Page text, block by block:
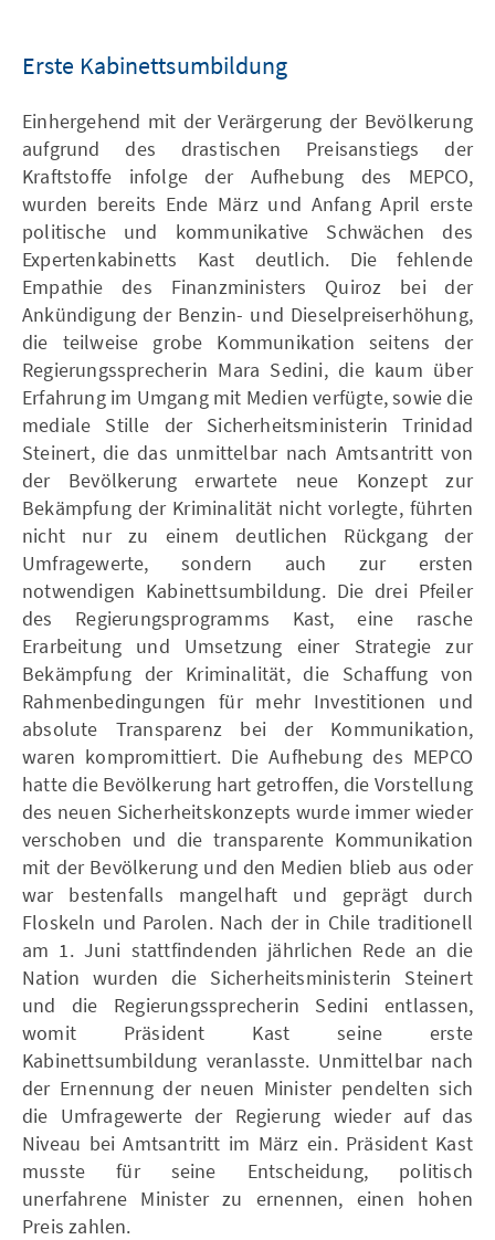
Erste Kabinettsumbildung
Einhergehend mit der Verärgerung der Bevölkerung
aufgrund des drastischen Preisanstiegs der
Kraftstoffe infolge der Aufhebung des MEPCO,
wurden bereits Ende März und Anfang April erste
politische und kommunikative Schwächen des
Expertenkabinetts Kast deutlich. Die fehlende
Empathie des Finanzministers Quiroz bei der
Ankündigung der Benzin- und Dieselpreiserhöhung,
die teilweise grobe Kommunikation seitens der
Regierungssprecherin Mara Sedini, die kaum über
Erfahrung im Umgang mit Medien verfügte, sowie die
mediale Stille der Sicherheitsministerin Trinidad
Steinert, die das unmittelbar nach Amtsantritt von
der Bevölkerung erwartete neue Konzept zur
Bekämpfung der Kriminalität nicht vorlegte, führten
nicht nur zu einem deutlichen Rückgang der
Umfragewerte, sondern auch zur ersten
notwendigen Kabinettsumbildung. Die drei Pfeiler
des Regierungsprogramms Kast, eine rasche
Erarbeitung und Umsetzung einer Strategie zur
Bekämpfung der Kriminalität, die Schaffung von
Rahmenbedingungen für mehr Investitionen und
absolute Transparenz bei der Kommunikation,
waren kompromittiert. Die Aufhebung des MEPCO
hatte die Bevölkerung hart getroffen, die Vorstellung
des neuen Sicherheitskonzepts wurde immer wieder
verschoben und die transparente Kommunikation
mit der Bevölkerung und den Medien blieb aus oder
war bestenfalls mangelhaft und geprägt durch
Floskeln und Parolen. Nach der in Chile traditionell
am 1. Juni stattfindenden jährlichen Rede an die
Nation wurden die Sicherheitsministerin Steinert
und die Regierungssprecherin Sedini entlassen,
womit Präsident Kast seine erste
Kabinettsumbildung veranlasste. Unmittelbar nach
der Ernennung der neuen Minister pendelten sich
die Umfragewerte der Regierung wieder auf das
Niveau bei Amtsantritt im März ein. Präsident Kast
musste für seine Entscheidung, politisch
unerfahrene Minister zu ernennen, einen hohen
Preis zahlen.